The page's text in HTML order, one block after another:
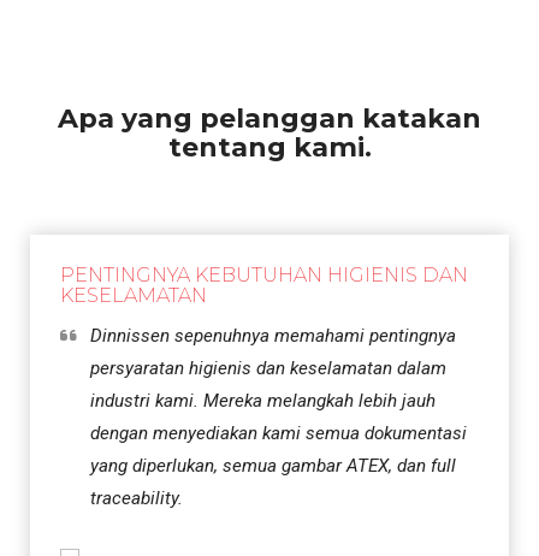
Apa yang pelanggan katakan
tentang kami.
PENTINGNYA KEBUTUHAN HIGIENIS DAN
KESELAMATAN
Dinnissen sepenuhnya memahami pentingnya
persyaratan higienis dan keselamatan dalam
industri kami. Mereka melangkah lebih jauh
dengan menyediakan kami semua dokumentasi
yang diperlukan, semua gambar ATEX, dan full
traceability.